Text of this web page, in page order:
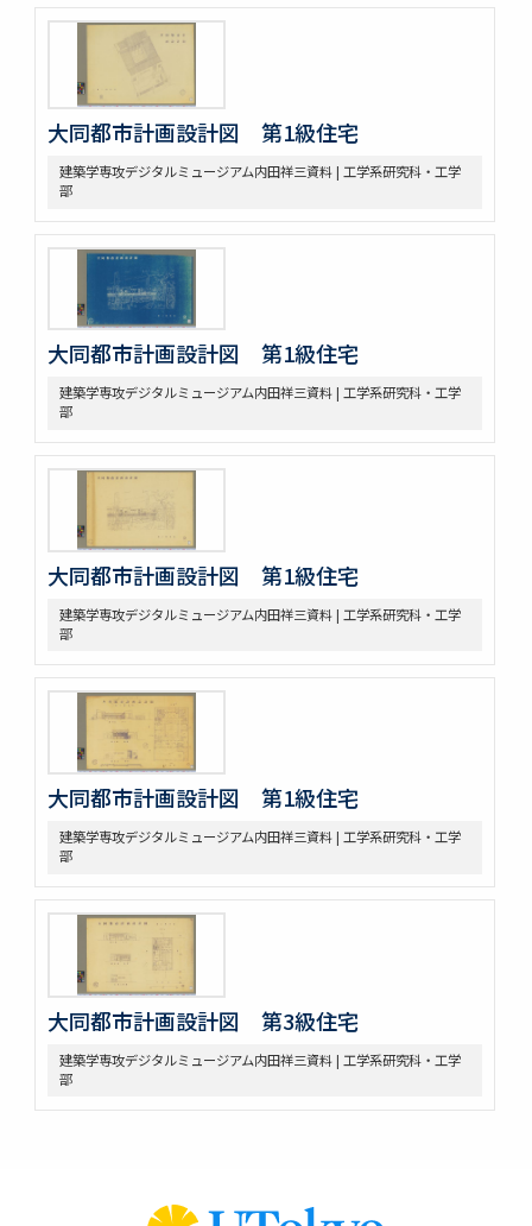
大同都市計画設計図 第1級住宅
建築学専攻デジタルミュージアム内田祥三資料 | 工学系研究科・工学
部
大同都市計画設計図 第1級住宅
建築学専攻デジタルミュージアム内田祥三資料 | 工学系研究科・工学
部
大同都市計画設計図 第1級住宅
建築学専攻デジタルミュージアム内田祥三資料 | 工学系研究科・工学
部
大同都市計画設計図 第1級住宅
建築学専攻デジタルミュージアム内田祥三資料 | 工学系研究科・工学
部
大同都市計画設計図 第3級住宅
建築学専攻デジタルミュージアム内田祥三資料 | 工学系研究科・工学
部